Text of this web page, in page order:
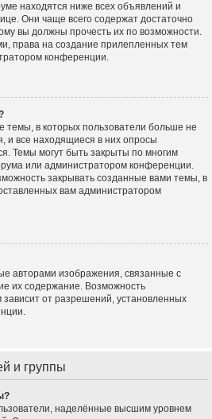
находятся ниже всех объявлений и
Они чаще всего содержат достаточно
вы должны прочесть их по возможности.
права на создание прилепленных тем
конференции.
темы, в которых пользователи больше не
и все находящиеся в них опросы
Темы могут быть закрыты по многим
или администратором конференции.
закрывать созданные вами темы, в
вам администратором
авторами изображения, связанные с
их содержание. Возможность
зависит от разрешений, установленных
и группы
наделённые высшим уровнем